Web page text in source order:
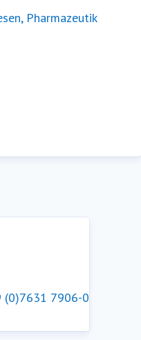
Pharmazeutik
(0)7631 7906-0